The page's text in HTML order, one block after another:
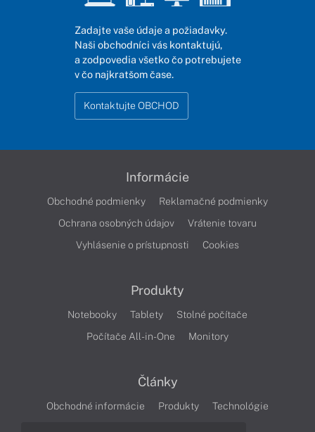
Zadajte vaše údaje a požiadavky.
Naši obchodníci vás kontaktujú,
a zodpovedia všetko čo potrebujete
v čo najkratšom čase.
Kontaktujte OBCHOD
Informácie
Obchodné podmienky
Reklamačné podmienky
Ochrana osobných údajov
Vrátenie tovaru
Vyhlásenie o prístupnosti
Cookies
Produkty
Notebooky Tablety
Stolné počítače
Počítače All-in-One
Monitory
Články
Obchodné informácie Produkty
Technológie